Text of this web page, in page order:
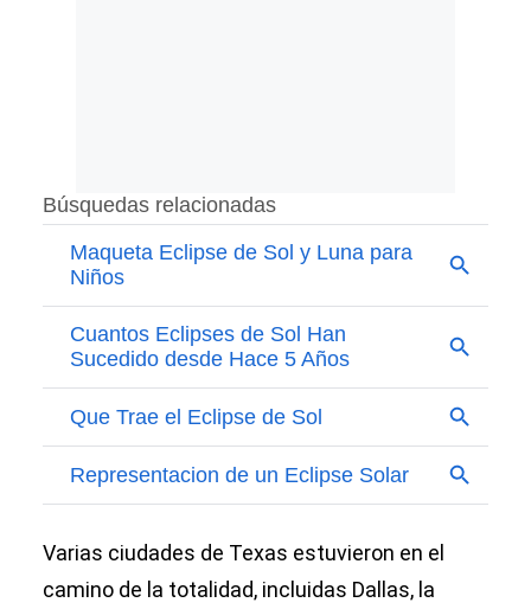
Varias ciudades de Texas estuvieron en el
camino de la totalidad, incluidas Dallas, la